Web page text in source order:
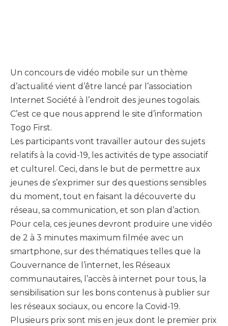
Un concours de vidéo mobile sur un thème
d’actualité vient d’être lancé par l’association
Internet Société à l’endroit des jeunes togolais.
C’est ce que nous apprend le site d’information
Togo First.
Les participants vont travailler autour des sujets
relatifs à la covid-19, les activités de type associatif
et culturel. Ceci, dans le but de permettre aux
jeunes de s’exprimer sur des questions sensibles
du moment, tout en faisant la découverte du
réseau, sa communication, et son plan d’action.
Pour cela, ces jeunes devront produire une vidéo
de 2 à 3 minutes maximum filmée avec un
smartphone, sur des thématiques telles que la
Gouvernance de l’internet, les Réseaux
communautaires, l’accès à internet pour tous, la
sensibilisation sur les bons contenus à publier sur
les réseaux sociaux, ou encore la Covid-19.
Plusieurs prix sont mis en jeux dont le premier prix